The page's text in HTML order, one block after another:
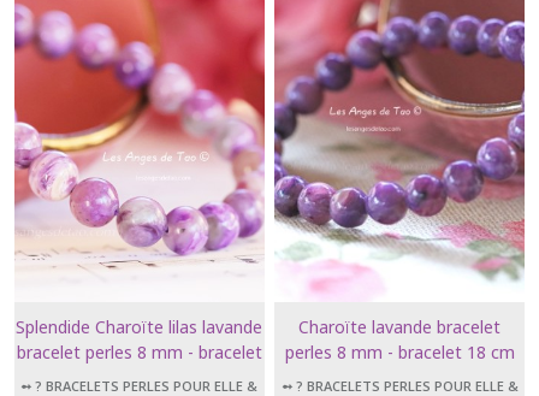
Splendide Charoïte lilas lavande
bracelet perles 8 mm - bracelet
18 cm
➻ ? BRACELETS PERLES POUR ELLE &
Charoïte lavande bracelet
perles 8 mm - bracelet 18 cm
➻ ? BRACELETS PERLES POUR ELLE &